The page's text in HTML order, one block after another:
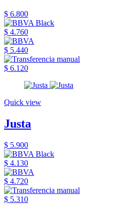
$ 6.800
$ 4.760
$ 5.440
$ 6.120
Quick view
Justa
$ 5.900
$ 4.130
$ 4.720
$ 5.310